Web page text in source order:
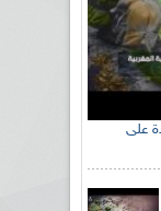
السيادة على